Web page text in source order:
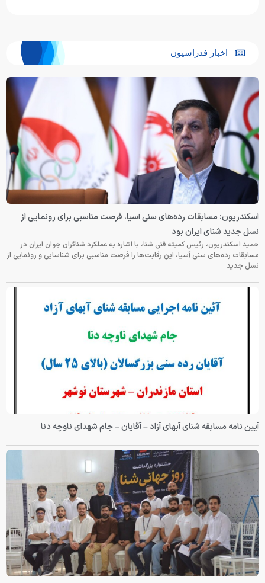
اخبار فدراسیون
اسکندریون: مسابقات رده‌های سنی آسیا، فرصت مناسبی برای رونمایی از
نسل جدید شنای ایران بود
حمید اسکندریون، رئیس کمیته فنی شنا، با اشاره به عملکرد شناگران جوان ایران در
مسابقات رده‌های سنی آسیا، این رقابت‌ها را فرصت مناسبی برای شناسایی و رونمایی از
نسل جدید
آیین نامه مسابقه شنای آبهای آزاد – آقایان – جام شهدای ناوچه دنا